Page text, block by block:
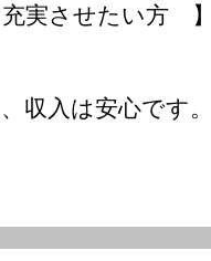
実させたい方
収入は安心です